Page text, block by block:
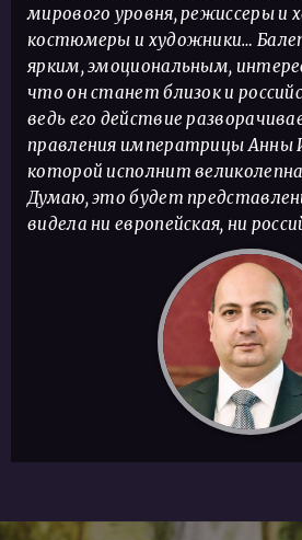
мирового уровня, режиссеры и
костюмеры и художники…
ярким, эмоциональным,
что он станет близок и
ведь его действие
правления императрицы Анны
которой исполнит
Думаю, это будет
видела ни европейская, ни